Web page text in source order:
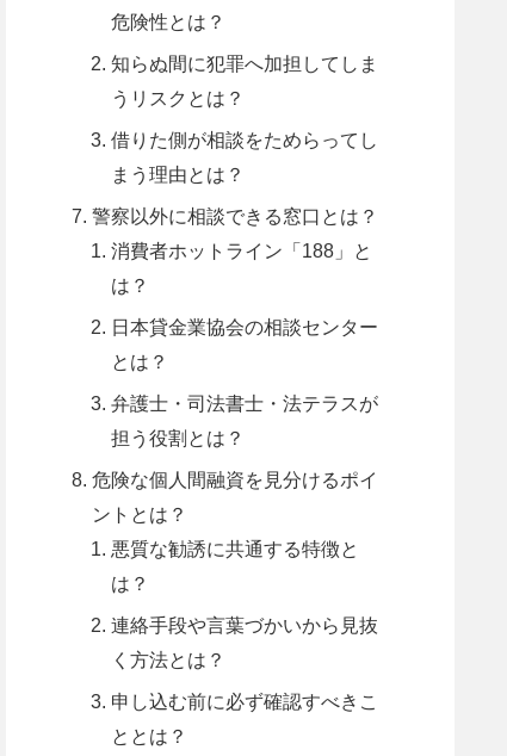
危険性とは？
知らぬ間に犯罪へ加担してしま
うリスクとは？
借りた側が相談をためらってし
まう理由とは？
警察以外に相談できる窓口とは？
消費者ホットライン「188」と
は？
日本貸金業協会の相談センター
とは？
弁護士・司法書士・法テラスが
担う役割とは？
危険な個人間融資を見分けるポイ
ントとは？
悪質な勧誘に共通する特徴と
は？
連絡手段や言葉づかいから見抜
く方法とは？
申し込む前に必ず確認すべきこ
ととは？